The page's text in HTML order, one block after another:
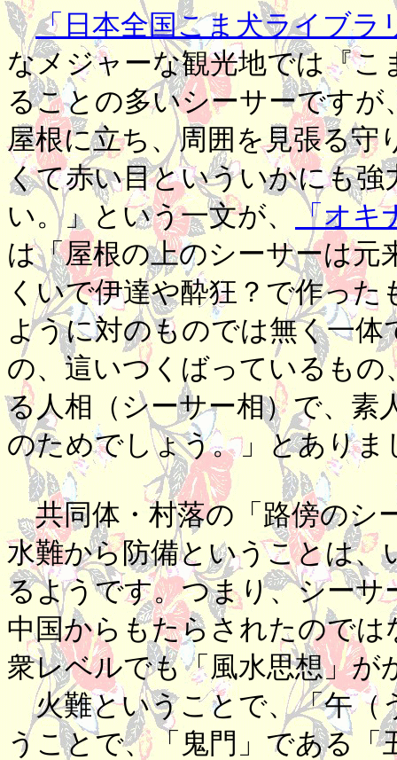
「日本全国こま犬ライブラ
なメジャーな観光地では『
ることの多いシーサーです
屋根に立ち、周囲を見張る守
くて赤い目といういかにも
い。」という一文が、 「オキ
は「屋根の上のシーサーは元
くいで伊達や酔狂？で作っ
ように対のものでは無く一
の、這いつくばっているも
る人相（シーサー相）で、素
のためでしょう。」とありま
共同体・村落の「路傍のシ
水難から防備ということは
るようです。つまり、シー
中国からもたらされたので
衆レベルでも「風水思想」
火難ということで、「午（
うことで、「鬼門」である